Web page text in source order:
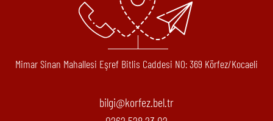
Mimar Sinan Mahallesi Eşref Bitlis Caddesi N0: 369 Körfez/Kocaeli
bilgi@korfez.bel.tr